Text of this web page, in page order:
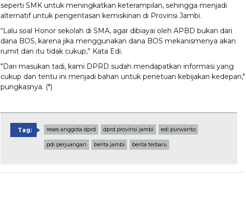
seperti SMK untuk meningkatkan keterampilan, sehingga menjadi
alternatif untuk pengentasan kemiskinan di Provinsi Jambi.
“Lalu soal Honor sekolah di SMA, agar dibiayai oleh APBD bukan dari
dana BOS, karena jika menggunakan dana BOS mekanismenya akan
rumit dan itu tidak cukup,” Kata Edi.
"Dari masukan tadi, kami DPRD sudah mendapatkan informasi yang
cukup dan tentu ini menjadi bahan untuk penetuan kebijakan kedepan,"
pungkasnya. (*)
Tag: reses anggota dprd dprd provinsi jambi edi purwanto
pdi perjuangan berita jambi berita terbaru